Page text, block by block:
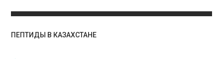
ПЕПТИДЫ В КАЗАХСТАНЕ